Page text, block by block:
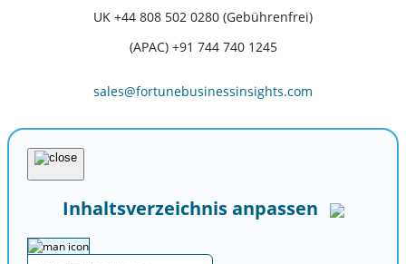
UK +44 808 502 0280 (Gebührenfrei)
(APAC) +91 744 740 1245
sales@fortunebusinessinsights.com
Inhaltsverzeichnis anpassen